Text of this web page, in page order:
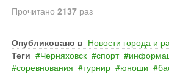
Прочитано 2137 раз
Опубликовано в Новости города и
Теги
Черняховск спорт
соревнования
турнир юноши